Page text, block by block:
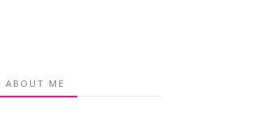
ABOUT ME